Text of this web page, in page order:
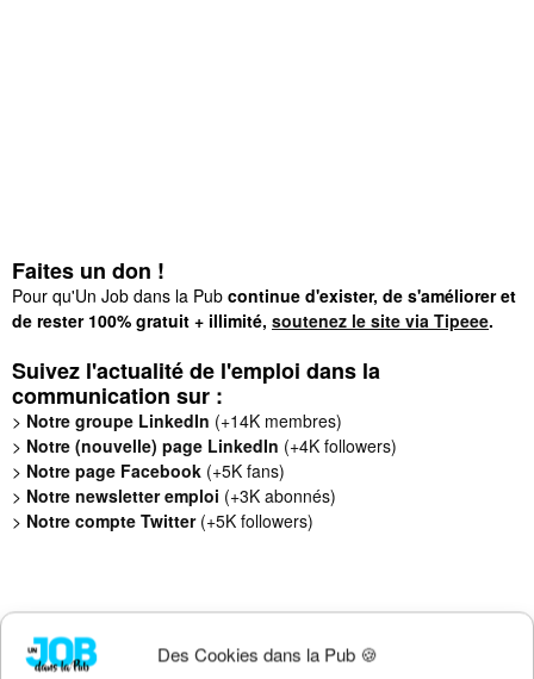
Des Cookies dans la Pub 🍪
Faites un don !
Pour qu'Un Job dans la Pub continue d'exister, de s'améliorer et
de rester 100% gratuit + illimité, soutenez le site via Tipeee.
Suivez l'actualité de l'emploi dans la
communication sur :
> Notre groupe LinkedIn (+14K membres)
> Notre (nouvelle) page LinkedIn (+4K followers)
> Notre page Facebook (+5K fans)
> Notre newsletter emploi (+3K abonnés)
> Notre compte Twitter(+5K followers)